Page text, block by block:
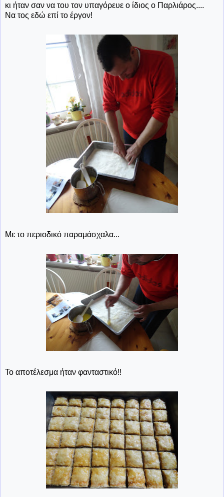
κι ήταν σαν να του τον υπαγόρευε ο ίδιος ο Παρλιάρος....
Να τος εδώ επί το έργον!
Με το περιοδικό παραμάσχαλα...
Το αποτέλεσμα ήταν φανταστικό!!